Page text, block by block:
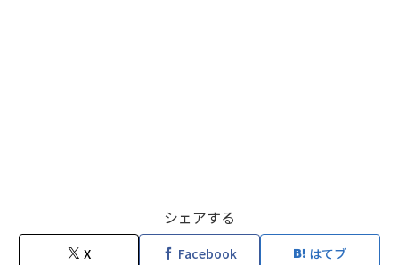
シェアする
X Facebook はてブ